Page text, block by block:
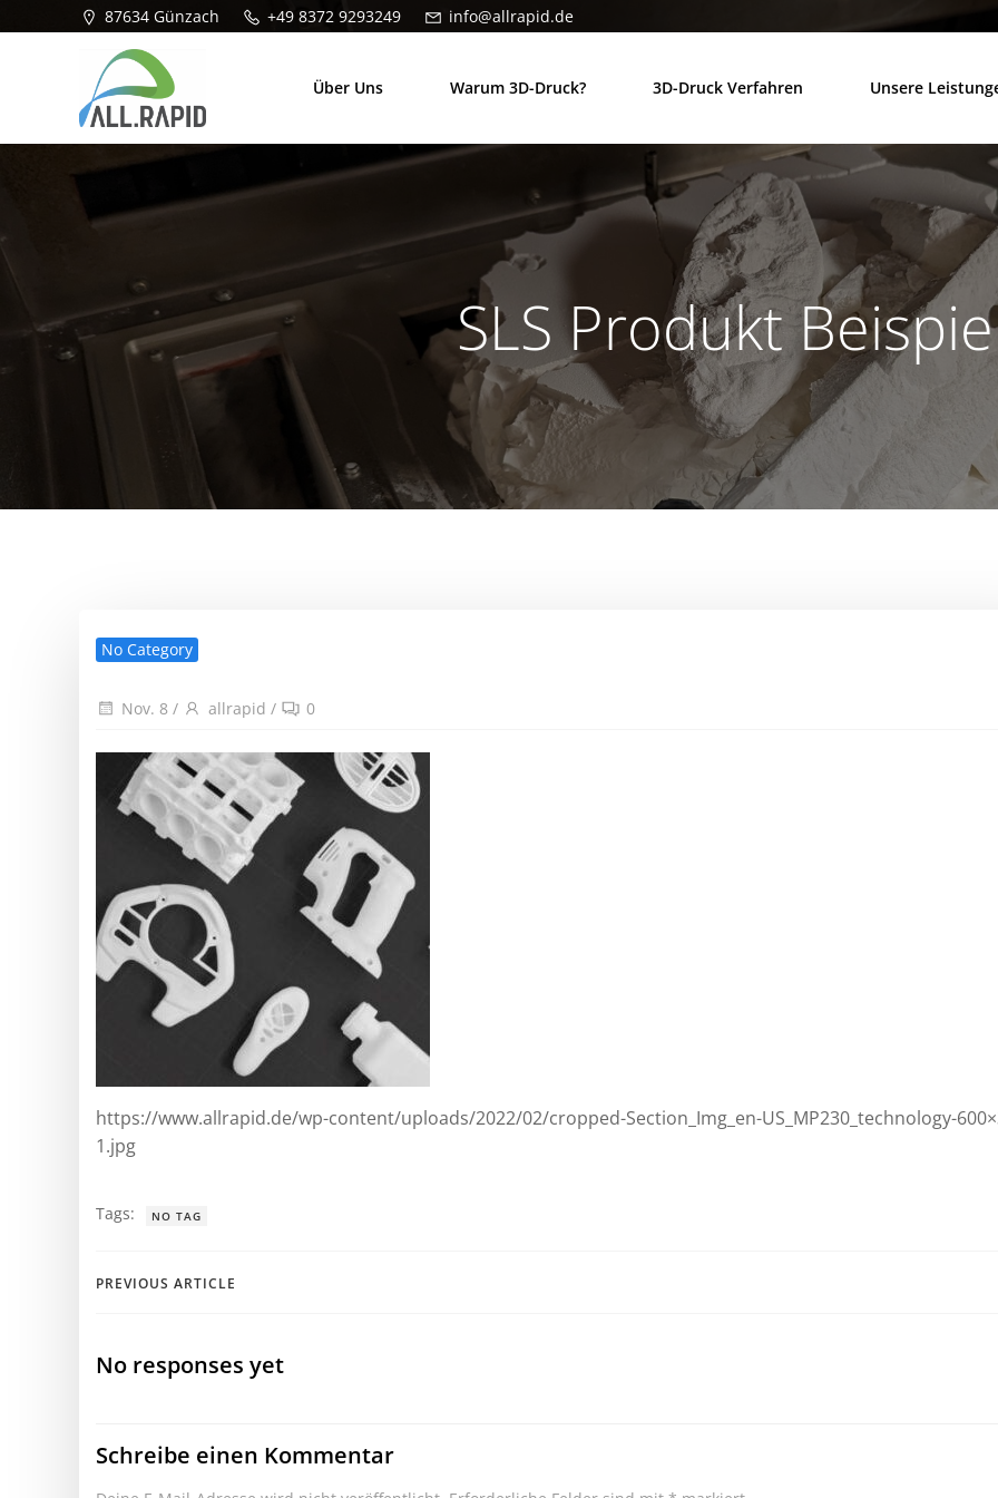
Inhalt
87634 Günzach +49 8372 9293249 info@allrapid.de
Über Uns Warum 3D-Druck? 3D-Druck Verfahren Unsere
SLS Produkt
No Category
Nov. 8 / allrapid / 0
https://www.allrapid.de/wp-content/uploads/2022/02/cropped-Section_Img_en-US_MP230_technology-
1.jpg
Tags: NO TAG
Post
PREVIOUS ARTICLE
No responses yet
Schreibe einen Kommentar